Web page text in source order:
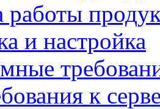
работы
и настройка
к